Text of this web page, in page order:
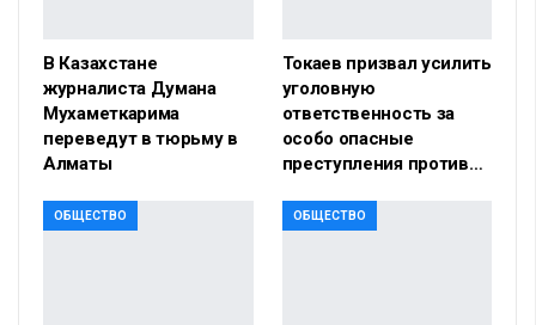
В Казахстане
журналиста Думана
Мухаметкарима
переведут в тюрьму в
Алматы
Токаев призвал усилить
уголовную
ответственность за
особо опасные
преступления против…
ОБЩЕСТВО ОБЩЕСТВО